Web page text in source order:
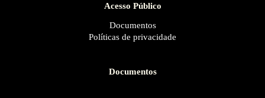
Acesso Público
Documentos
Políticas de privacidade
Documentos